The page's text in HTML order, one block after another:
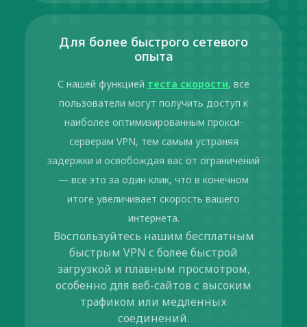
Для более быстрого сетевого
опыта
С нашей функцией теста скорости, все
пользователи могут получить доступ к
наиболее оптимизированным прокси-
серверам VPN, тем самым устраняя
задержки и освобождая вас от ограничений
— все это за один клик, что в конечном
итоге увеличивает скорость вашего
интернета.
Воспользуйтесь нашим бесплатным
быстрым VPN с более быстрой
загрузкой и плавным просмотром,
особенно для веб-сайтов с высоким
трафиком или медленных
соединений.